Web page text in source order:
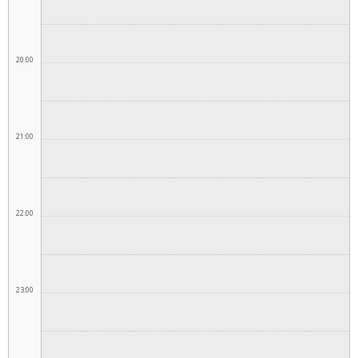
20:00
21:00
22:00
23:00